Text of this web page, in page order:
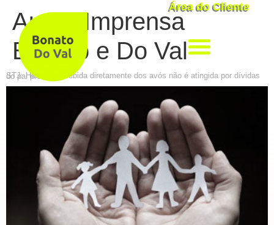
Área do Cliente
Autor:Imprensa
Bonato e Do Val
STJ: Herança recebida diretamente dos avós não é atingida por dívidas do pai pré-morto